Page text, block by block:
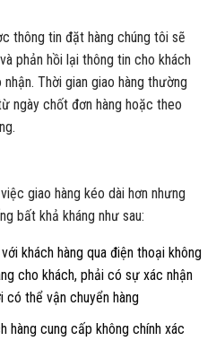
thông tin đặt hàng chúng tôi sẽ
phản hồi lại thông tin cho khách
Thời gian giao hàng thường
ngày chốt đơn hàng hoặc theo
giao hàng kéo dài hơn nhưng
bất khả kháng như sau:
khách hàng qua điện thoại không
cho khách, phải có sự xác nhận
có thể vận chuyển hàng
hàng cung cấp không chính xác